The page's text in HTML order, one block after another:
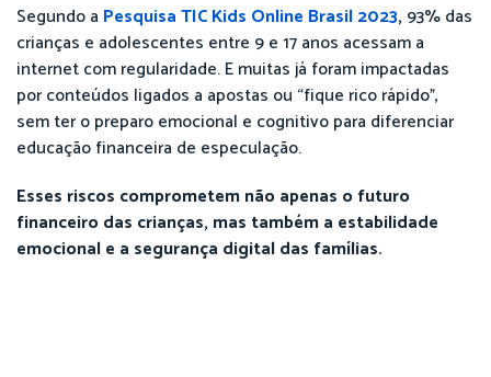
Segundo a Pesquisa TIC Kids Online Brasil 2023, 93% das
crianças e adolescentes entre 9 e 17 anos acessam a
internet com regularidade. E muitas já foram impactadas
por conteúdos ligados a apostas ou “fique rico rápido”,
sem ter o preparo emocional e cognitivo para diferenciar
educação financeira de especulação.
Esses riscos comprometem não apenas o futuro
financeiro das crianças, mas também a estabilidade
emocional e a segurança digital das famílias.